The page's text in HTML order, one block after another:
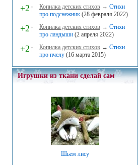
+2↑ Копилка детских стихов → Стихи
про подснежник (28 февраля 2022)
+2↑ Копилка детских стихов → Стихи
про ландыши (2 апреля 2022)
+2↑ Копилка детских стихов → Стихи
про пчелу (16 марта 2015)
Игрушки из ткани сделай сам
Шьем лису